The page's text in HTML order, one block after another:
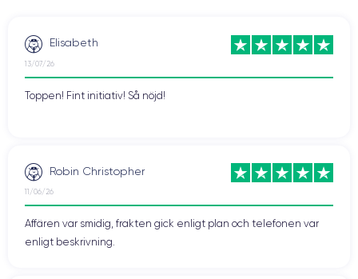
Elisabeth
13/07/26
Toppen! Fint initiativ! Så nöjd!
Robin Christopher
11/06/26
Affären var smidig, frakten gick enligt plan och telefonen var
enligt beskrivning.